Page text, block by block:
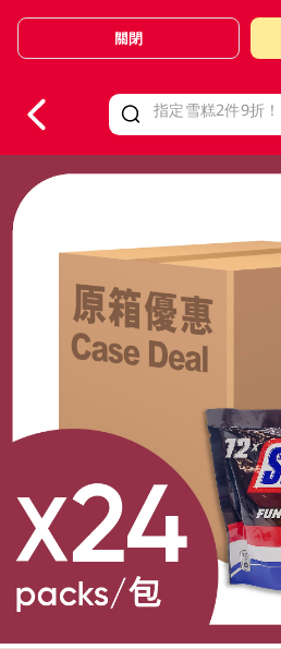
Valid Until 30 June 2026
關閉